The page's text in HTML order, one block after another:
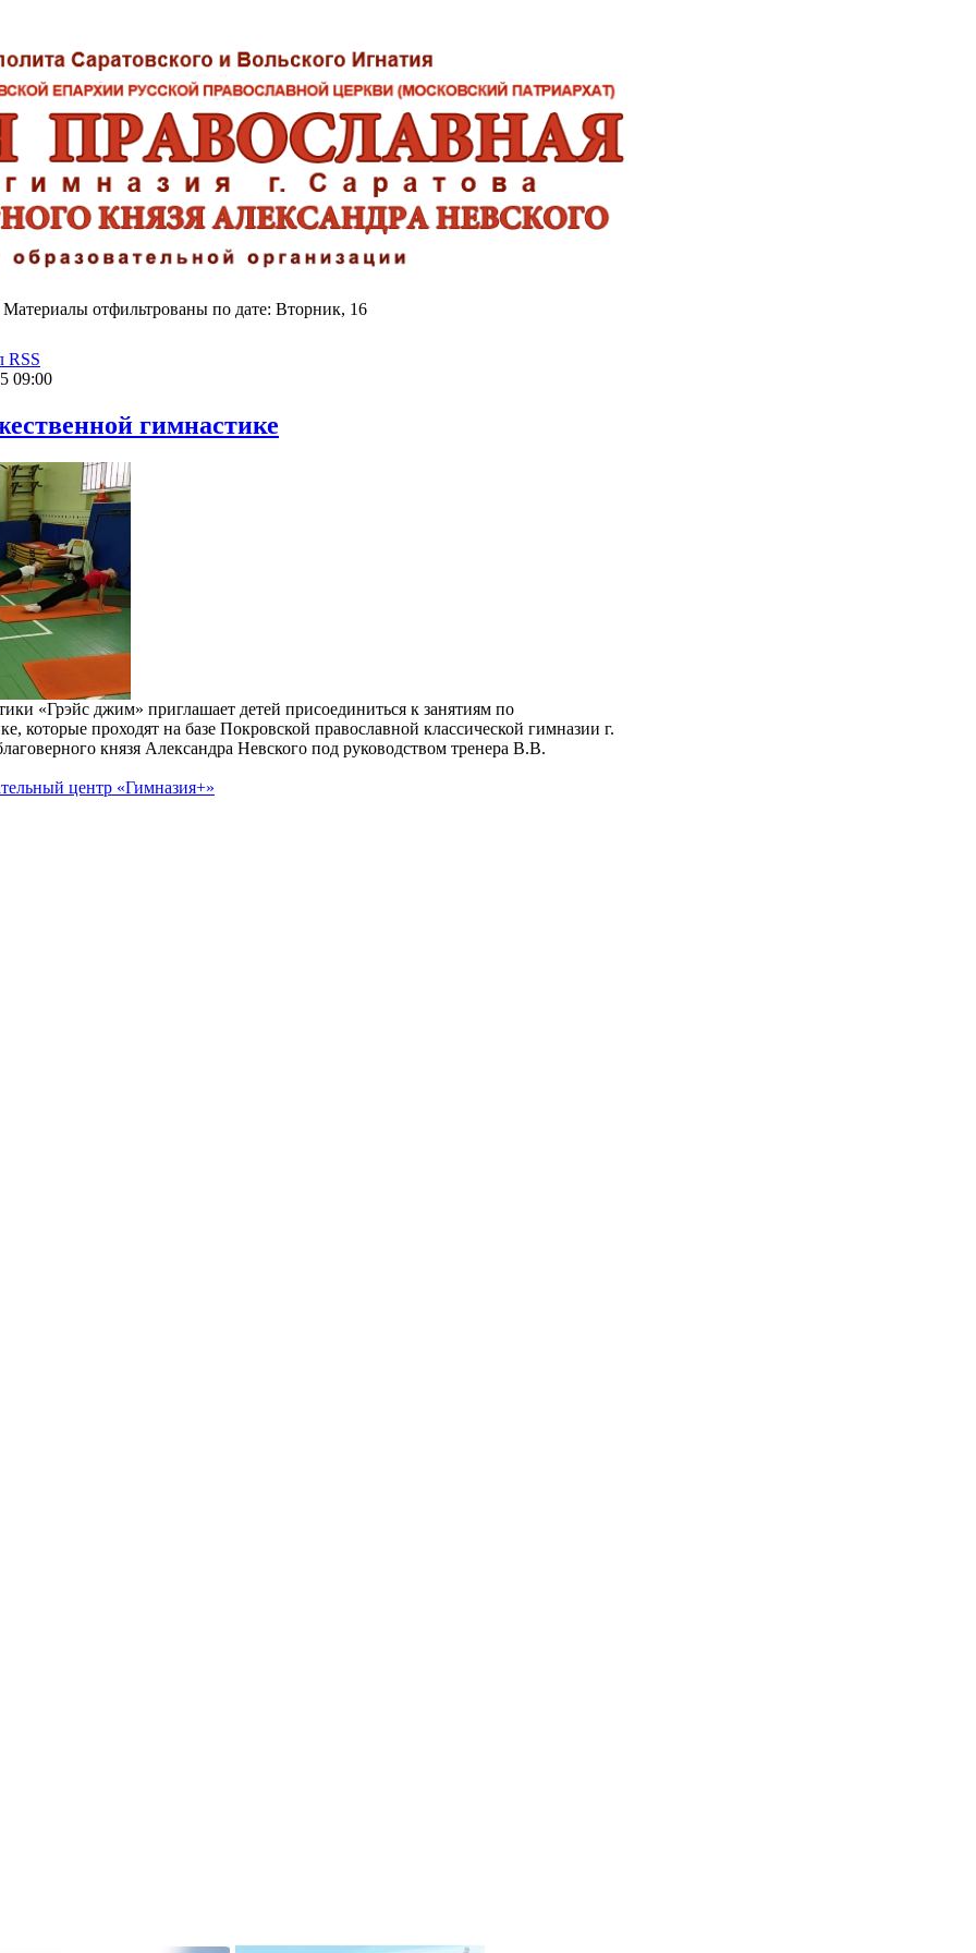
Материалы отфильтрованы по дате: Вторник, 16
RSS
09:00
гимнастике
«Грэйс джим» приглашает детей присоединиться к занятиям по
которые проходят на базе Покровской православной классической гимназии г.
князя Александра Невского под руководством тренера В.В.
центр «Гимназия+»